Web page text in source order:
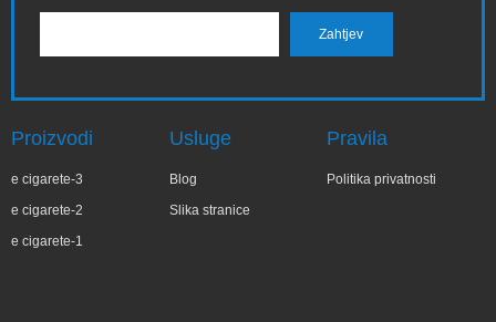
Proizvodi
e cigarete-3
e cigarete-2
e cigarete-1
Usluge
Blog
Slika stranice
Pravila
Politika privatnosti